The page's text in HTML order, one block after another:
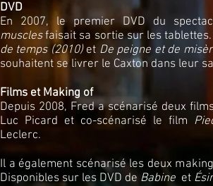
DVD
En 2007, le premier DVD du
musclesfaisait sa sortie sur les
de temps (2010) et De peigne et de
souhaitent se livrer le Caxton dans leur
Films et Making of
Depuis 2008, Fred a scénarisé deux
Luc Picard et co-scénarisé le film
Leclerc.
Il a également scénarisé les deux
Disponibles sur les DVD de Babine et